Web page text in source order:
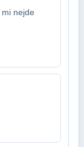
nejde